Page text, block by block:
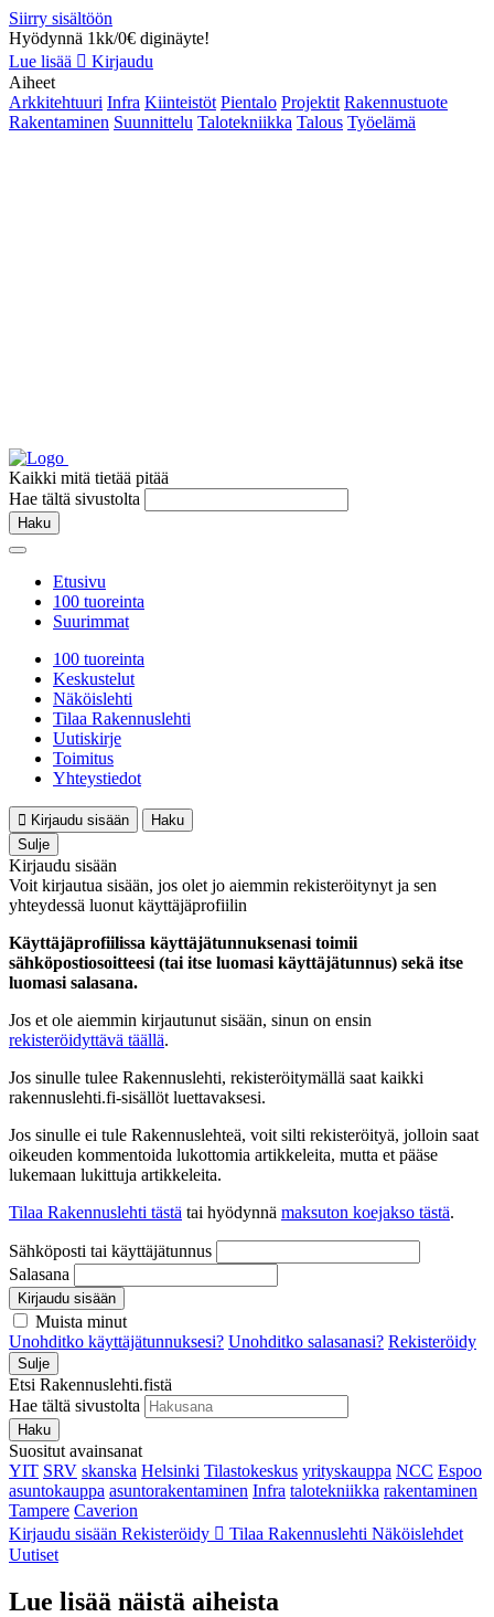
Siirry sisältöön
Hyödynnä 1kk/0€ diginäyte!
Lue lisää
Kirjaudu
Aiheet
Arkkitehtuuri Infra Kiinteistöt Pientalo Projektit Rakennustuote
Rakentaminen Suunnittelu Talotekniikka Talous Työelämä
Kaikki mitä tietää pitää
Hae tältä sivustolta
Haku
Etusivu
100 tuoreinta
Suurimmat
100 tuoreinta
Keskustelut
Näköislehti
Tilaa Rakennuslehti
Uutiskirje
Toimitus
Yhteystiedot
Kirjaudu sisään
Haku
Sulje
Kirjaudu sisään
Voit kirjautua sisään, jos olet jo aiemmin rekisteröitynyt ja sen
yhteydessä luonut käyttäjäprofiilin
Käyttäjäprofiilissa käyttäjätunnuksenasi toimii
sähköpostiosoitteesi (tai itse luomasi käyttäjätunnus) sekä itse
luomasi salasana.
Jos et ole aiemmin kirjautunut sisään, sinun on ensin
rekisteröidyttävä täällä.
Jos sinulle tulee Rakennuslehti, rekisteröitymällä saat kaikki
rakennuslehti.fi-sisällöt luettavaksesi.
Jos sinulle ei tule Rakennuslehteä, voit silti rekisteröityä, jolloin saat
oikeuden kommentoida lukottomia artikkeleita, mutta et pääse
lukemaan lukittuja artikkeleita.
Tilaa Rakennuslehti tästä tai hyödynnä maksuton koejakso tästä.
Sähköposti tai käyttäjätunnus
Salasana
Kirjaudu sisään
Muista minut
Unohditko käyttäjätunnuksesi? Unohditko salasanasi? Rekisteröidy
Sulje
Etsi Rakennuslehti.fistä
Hae tältä sivustolta
Haku
Suositut avainsanat
YIT SRV skanska Helsinki Tilastokeskus yrityskauppa NCC Espoo
asuntokauppa asuntorakentaminen Infra talotekniikka rakentaminen
Tampere Caverion
Kirjaudu sisään Rekisteröidy Tilaa Rakennuslehti Näköislehdet
Uutiset
Lue lisää näistä aiheista